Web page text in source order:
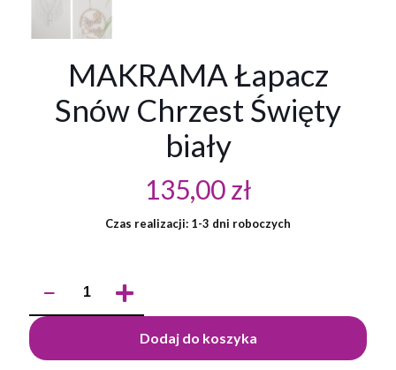
MAKRAMA Łapacz
Snów Chrzest Święty
biały
135,00zł
Czas realizacji: 1-3 dni roboczych
MAKRAMA
Snów
Chrzest
Święty
Dodaj do koszyka